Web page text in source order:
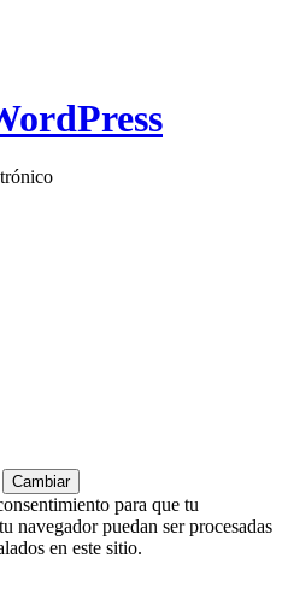
para que tu
navegador puedan ser procesadas
en este sitio.